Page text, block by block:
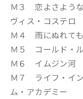
Ｍ３ 恋よさよう
ヴィス・コステロ
Ｍ４ 雨にぬれて
Ｍ５ コールド・
Ｍ６ イムジン河
Ｍ７ ライフ・イ
ム・アカデミー